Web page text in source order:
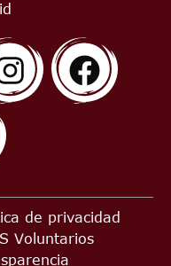
de privacidad
Voluntarios